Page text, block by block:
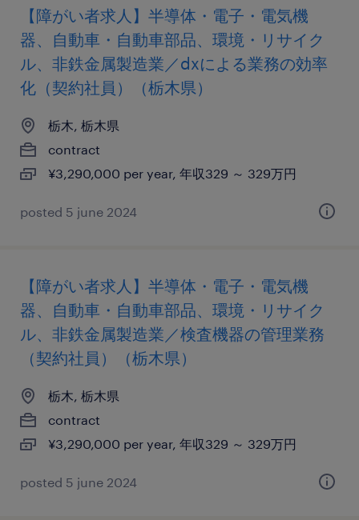
【障がい者求人】半導体・電子・電気機
器、自動車・自動車部品、環境・リサイク
ル、非鉄金属製造業／dxによる業務の効率
化（契約社員）（栃木県）
栃木, 栃木県
contract
¥3,290,000 per year, 年収329 ～ 329万円
posted 5 june 2024
【障がい者求人】半導体・電子・電気機
器、自動車・自動車部品、環境・リサイク
ル、非鉄金属製造業／検査機器の管理業務
（契約社員）（栃木県）
栃木, 栃木県
contract
¥3,290,000 per year, 年収329 ～ 329万円
posted 5 june 2024